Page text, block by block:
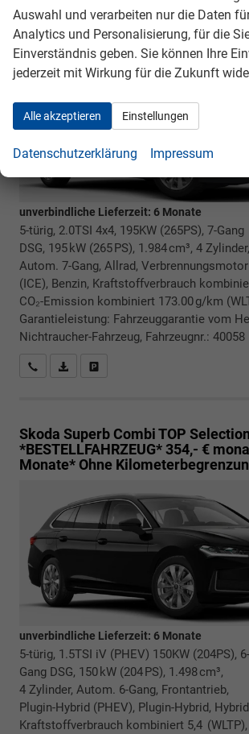
Skoda Superb Combi Selection
BESTELLFAHRZEUG / FREI
unverbindliche Lieferzeit: 6 Monate
5-türig, 2.0TSI 4x4, 195KW (265PS), 7-Gang
DSG, 195 kW (265 PS), 1.984 cm³, 4 Zylinder,
Autom. 7-Gang, Allrad, Verbrennungsmotor
(ICE), Benzin, Kraftstoffverbrauch
CO₂-Emission kombiniert 173.00 g/km
Garantieleistung: Fahrzeuggarantie vom
Nichtraucher-Fahrzeug, Fahrzeugnr.: 40058
Rückrufbitte absenden
PDF-Datei, Fahrzeugexposé drucken
Skoda Superb CombiTOP Selection
*BESTELLFAHRZEUG* 354,- €
Monate* Ohne
unverbindliche Lieferzeit: 6 Monate
5-türig, 1.5TSI iV (PHEV) 150KW (204PS), 6-
Gang DSG, 150 kW (204 PS), 1.498 cm³,
4 Zylinder, Autom. 6-Gang, Frontantrieb,
Plugin-Hybrid (PHEV), Plugin-Hybrid,
Kraftstoffverbrauch kombiniert 5,4
Auswahl und verarbeiten nur die Daten
Analytics und Personalisierung, für die
Einverständnis geben. Sie können Ihre
jederzeit mit Wirkung für die Zukunft
Alle akzeptieren Einstellungen
Datenschutzerklärung Impressum